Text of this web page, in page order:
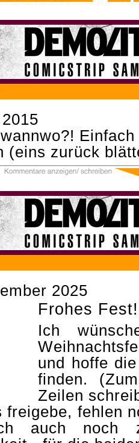
(eins zurück
2025
Frohes Fest!
Ich
und hoffe
finden.
Zeilen
freigebe, fehlen
auch noch